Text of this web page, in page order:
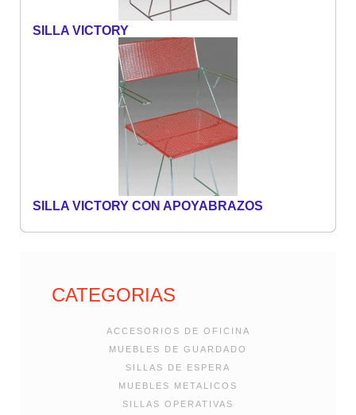
SILLA VICTORY
SILLA VICTORY CON APOYABRAZOS
CATEGORIAS
ACCESORIOS DE OFICINA
MUEBLES DE GUARDADO
SILLAS DE ESPERA
MUEBLES METALICOS
SILLAS OPERATIVAS